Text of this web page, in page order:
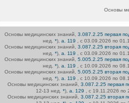
Основы
Основы медицинских знаний,3.087.2.25 первая
нед.*),а. 119
, с 03.09.2026 по
Основы медицинских знаний,3.087.2.25 вторая
нед.*),а. 119
, с 03.09.2026 по
Основы медицинских знаний,5.005.2.25 первая
нед.*),а. 119
, с 10.09.2026 по
Основы медицинских знаний,5.005.2.25 вторая
нед.*),а. 119
, с 10.09.2026 по
Основы медицинских знаний, 3.087.2.25 первая
12-13 нед. *), а. 129
, с 19.11.2026 по
Основы медицинских знаний, 3.087.2.25 вторая